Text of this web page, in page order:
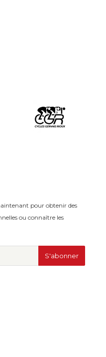
pour obtenir des
ou connaître les
S'abonner